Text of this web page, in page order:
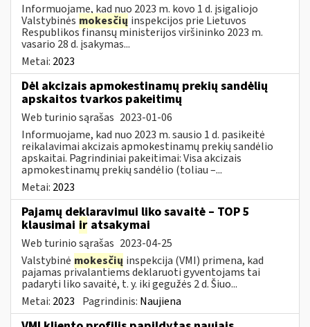
Informuojame, kad nuo 2023 m. kovo 1 d. įsigaliojo
Valstybinės mokesčių inspekcijos prie Lietuvos
Respublikos finansų ministerijos viršininko 2023 m.
vasario 28 d. įsakymas...
Metai: 2023
Dėl akcizais apmokestinamų prekių sandėlių
apskaitos tvarkos pakeitimų
Web turinio sąrašas 2023-01-06
Informuojame, kad nuo 2023 m. sausio 1 d. pasikeitė
reikalavimai akcizais apmokestinamų prekių sandėlio
apskaitai. Pagrindiniai pakeitimai: Visa akcizais
apmokestinamų prekių sandėlio (toliau –...
Metai: 2023
Pajamų deklaravimui liko savaitė – TOP 5
klausimai ir atsakymai
Web turinio sąrašas 2023-04-25
Valstybinė mokesčių inspekcija (VMI) primena, kad
pajamas privalantiems deklaruoti gyventojams tai
padaryti liko savaitė, t. y. iki gegužės 2 d. Šiuo...
Metai: 2023 Pagrindinis: Naujiena